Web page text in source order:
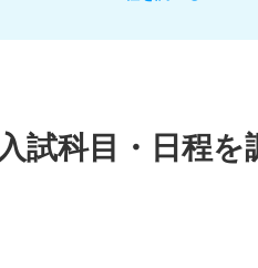
試科目・日程を